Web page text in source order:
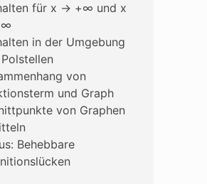
für x → +∞ und x
in der Umgebung
von
und Graph
von Graphen
Behebbare